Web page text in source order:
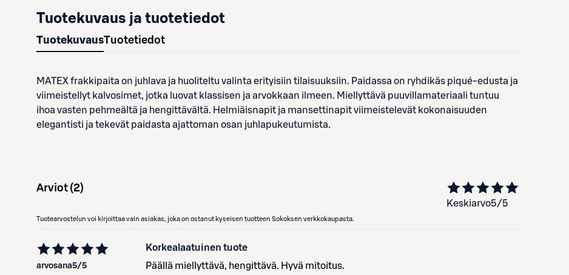
Tuotekuvaus ja tuotetiedot
TuotekuvausTuotetiedot
MATEX frakkipaita on juhlava ja huoliteltu valinta erityisiin tilaisuuksiin. Paidassa on ryhdikäs piqué-edusta ja
viimeistellyt kalvosimet, jotka luovat klassisen ja arvokkaan ilmeen. Miellyttävä puuvillamateriaali tuntuu
ihoa vasten pehmeältä ja hengittävältä. Helmiäisnapit ja mansettinapit viimeistelevät kokonaisuuden
elegantisti ja tekevät paidasta ajattoman osan juhlapukeutumista.
Arviot (2)
Keskiarvo5/5
Tuotearvostelun voi kirjoittaa vain asiakas, joka on ostanut kyseisen tuotteen Sokoksen verkkokaupasta.
arvosana5/5
Korkealaatuinen tuote
Päällä miellyttävä, hengittävä. Hyvä mitoitus.